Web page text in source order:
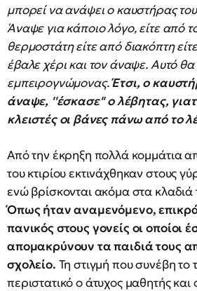
μπορεί να ανάψει ο καυστήρας
Άναψε για κάποιο λόγο, είτε από
θερμοστάτη είτε από διακόπτη
έβαλε χέρι και τον άναψε. Αυτό θα
εμπειρογνώμονας.Έτσι, ο
άναψε, ''έσκασε'' ο λέβητας,
κλειστές οι βάνες πάνω από το
Από την έκρηξη πολλά κομμάτια
του κτιρίου εκτινάχθηκαν στους
ενώ βρίσκονται ακόμα στα
Όπως ήταν αναμενόμενο,
πανικός στους γονείς οι οποίοι
απομακρύνουν τα παιδιά τους
σχολείο. Τη στιγμή που συνέβη το
περιστατικό ο άτυχος μαθητής και